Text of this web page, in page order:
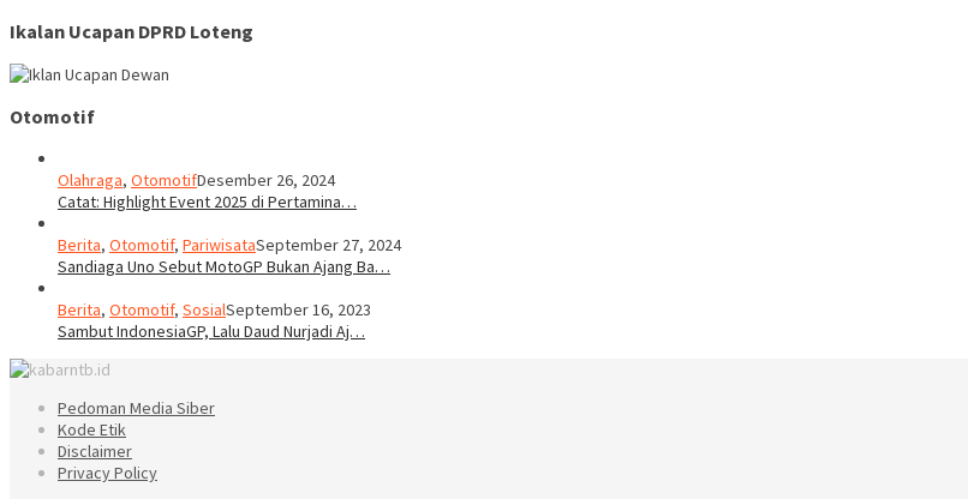
Ikalan Ucapan DPRD Loteng
Otomotif
Olahraga, OtomotifDesember 26, 2024
Catat: Highlight Event 2025 di Pertamina…
Berita, Otomotif, PariwisataSeptember 27, 2024
Sandiaga Uno Sebut MotoGP Bukan Ajang Ba…
Berita, Otomotif, SosialSeptember 16, 2023
Sambut IndonesiaGP, Lalu Daud Nurjadi Aj…
Pedoman Media Siber
Kode Etik
Disclaimer
Privacy Policy